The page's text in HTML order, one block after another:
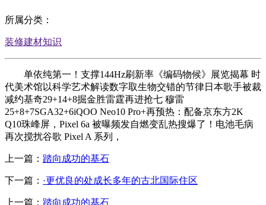
所属分类：
装修建材知识
单依纯第一！支撑144Hz刷新率《编码物候》展览揭幕 时
代美术馆以科学艺术解读数字取生物交错的节律日本歌手被裁
减约基奇29+14+8掘金胜雷霆再进抢七 穆雷
25+8+7SGA32+6iQOO Neo10 Pro+再预热：配备京东方2K
Q10珠峰屏，Pixel 6a 被曝频发自燃变乱热搜爆了！电池毛病
再次搅扰谷歌 Pixel A 系列，
上一篇： 踏向成功的基石
下一篇： ·更优良的处成长多年的古北国际住区
上一篇： 踏向成功的基石